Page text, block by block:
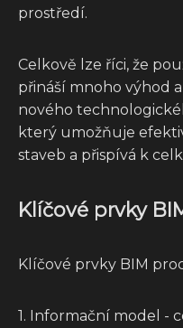
prostředí.
Celkově lze říci, že
přináší mnoho výhod
nového
který umožňuje
staveb a přispívá k
Klíčové prvky
Klíčové prvky BIM
1. Informační model -